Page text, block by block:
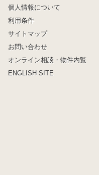
個人情報について
利用条件
サイトマップ
お問い合わせ
オンライン相談・物件内覧
ENGLISH SITE